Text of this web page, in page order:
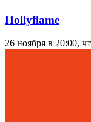
Hollyflame
26 ноября в 20:00, чт